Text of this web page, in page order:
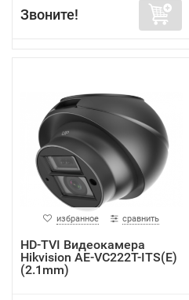
Звоните!
избранное сравнить
HD-TVI Видеокамера
Hikvision AE-VC222T-ITS(E)
(2.1mm)